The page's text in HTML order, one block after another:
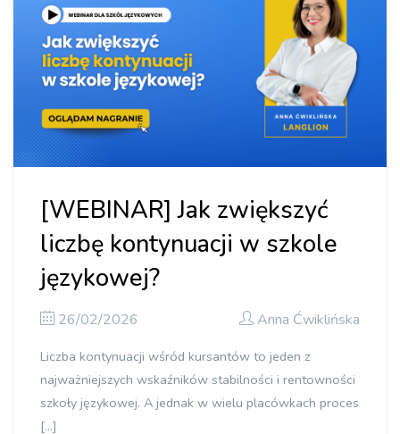
[WEBINAR] Jak zwiększyć
liczbę kontynuacji w szkole
językowej?
26/02/2026 Anna Ćwiklińska
Liczba kontynuacji wśród kursantów to jeden z
najważniejszych wskaźników stabilności i rentowności
szkoły językowej. A jednak w wielu placówkach proces
[…]